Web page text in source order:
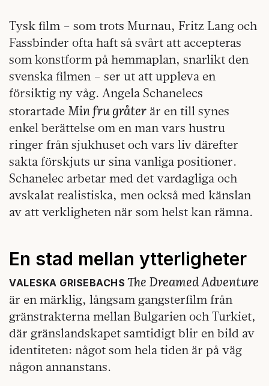
Tysk film – som trots Murnau, Fritz Lang och
Fassbinder ofta haft så svårt att accepteras
som konstform på hemmaplan, snarlikt den
svenska filmen – ser ut att uppleva en
försiktig ny våg. Angela Schanelecs
storartade Min fru gråter är en till synes
enkel berättelse om en man vars hustru
ringer från sjukhuset och vars liv därefter
sakta förskjuts ur sina vanliga positioner.
Schanelec arbetar med det vardagliga och
avskalat realistiska, men också med känslan
av att verkligheten när som helst kan rämna.
En stad mellan ytterligheter
VALESKA GRISEBACHS The Dreamed Adventure
är en märklig, långsam gangsterfilm från
gränstrakterna mellan Bulgarien och Turkiet,
där gränslandskapet samtidigt blir en bild av
identiteten: något som hela tiden är på väg
någon annanstans.